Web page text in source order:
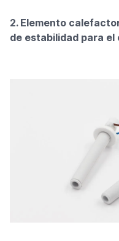
2. Elemento
de estabilidad para